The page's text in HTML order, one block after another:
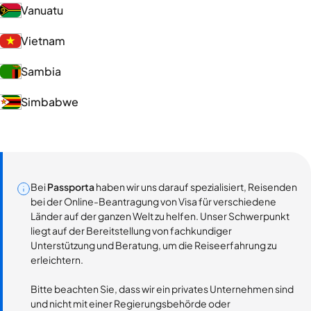
Vanuatu
Vietnam
Sambia
Simbabwe
BeiPassportahaben wir uns darauf spezialisiert, Reisenden
bei der Online-Beantragung von Visa für verschiedene
Länder auf der ganzen Welt zu helfen. Unser Schwerpunkt
liegt auf der Bereitstellung von fachkundiger
Unterstützung und Beratung, um die Reiseerfahrung zu
erleichtern.
Bitte beachten Sie, dass wir ein privates Unternehmen sind
und nicht mit einer Regierungsbehörde oder